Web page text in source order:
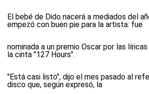
El bebé de Dido nacerá a mediados del
empezó con buen pie para la artista: fue
nominada a un premio Oscar por las
la cinta "127 Hours".
"Está casi listo", dijo el mes pasado al
disco que, según expresó, la